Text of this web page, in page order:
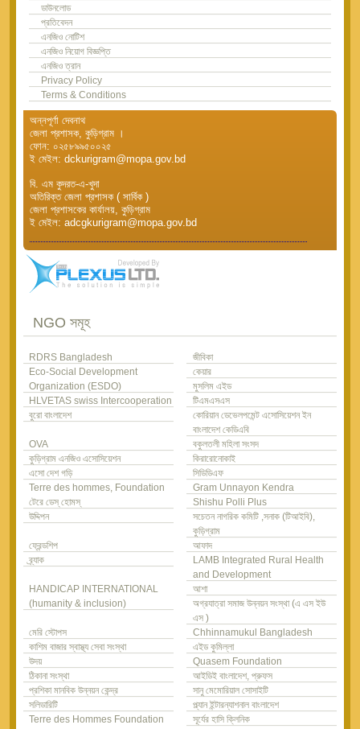
ডাউনলোড
প্রতিবেদন
এনজিও নোটিশ
এনজিও নিয়োগ বিজ্ঞপ্তি
এনজিও ত্রান
Privacy Policy
Terms & Conditions
অন্নপূর্ণা দেবনাথ
জেলা প্রশাসক, কুড়িগ্রাম ।
ফোন: ০২৫৮৯৯৫০০২৫
ই মেইল: dckurigram@mopa.gov.bd
বি. এম কুদরত-এ-খুদা
অতিরিক্ত জেলা প্রশাসক ( সার্বিক )
জেলা প্রশাসকের কার্যালয়, কুড়িগ্রাম
ই মেইল: adcgkurigram@mopa.gov.bd
NGO সমূহ
RDRS Bangladesh
জীবিকা
Eco-Social Development
Organization (ESDO)
কেয়ার
মুসলিম এইড
HLVETAS swiss Intercooperation
টিএমএসএস
বুরো বাংলাদেশ
কোরিয়ান ডেভেলপমেন্ট এসোসিয়েশন ইন
বাংলাদেশ কেডিএবি
OVA
বকুলতলী মহিলা সংসদ
কুড়িগ্রাম এনজিও এসোসিয়েশন
কিরারোনোকাই
এসো দেশ গড়ি
সিডিডিএফ
Terre des hommes, Foundation
টেরে ডেস্ হোমস্
Gram Unnayon Kendra
Shishu Polli Plus
উদ্দিপন
সচেতন নাগরিক কমিটি ,সনাক (টিআইবি),
কুড়িগ্রাম
ফ্রেন্ডশিপ
আফাদ
ব্র্যাক
LAMB Integrated Rural Health
and Development
HANDICAP INTERNATIONAL
(humanity & inclusion)
আশা
অগ্রযাত্রা সমাজ উন্নয়ন সংস্থা (এ এস ইউ
এস )
মেরি স্টোপস
Chhinnamukul Bangladesh
কাশিম বাজার স্বাস্থ্য সেবা সংস্থা
এইড কুমিল্লা
উদয়
Quasem Foundation
ঠিকানা সংস্থা
আইডিই বাংলাদেশ, প্রুফস
প্রশিকা মানবিক উন্নয়ন কেন্দ্র
সানু মেমোরিয়াল সোসাইটি
সলিডারিটি
প্ল্যান ইন্টারন্যাশনাল বাংলাদেশ
Terre des Hommes Foundation
সূর্যের হাসি ক্লিনিক